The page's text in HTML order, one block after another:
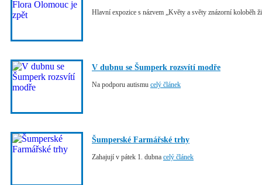
Hlavní expozice s názvem „Květy a světy znázorní koloběh
V dubnu se Šumperk rozsvítí modře
Na podporu autismu celý článek
Šumperské Farmářské trhy
Zahajují v pátek 1. dubna celý článek